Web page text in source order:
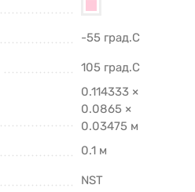
-55 град.C
105 град.C
0.114333 ×
0.0865 ×
0.03475 м
0.1 м
NST